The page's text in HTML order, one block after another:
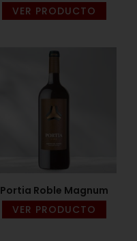
VER PRODUCTO
Portia Roble Magnum
VER PRODUCTO